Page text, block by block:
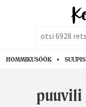
HOMMIKUSÖÖK
puuvili